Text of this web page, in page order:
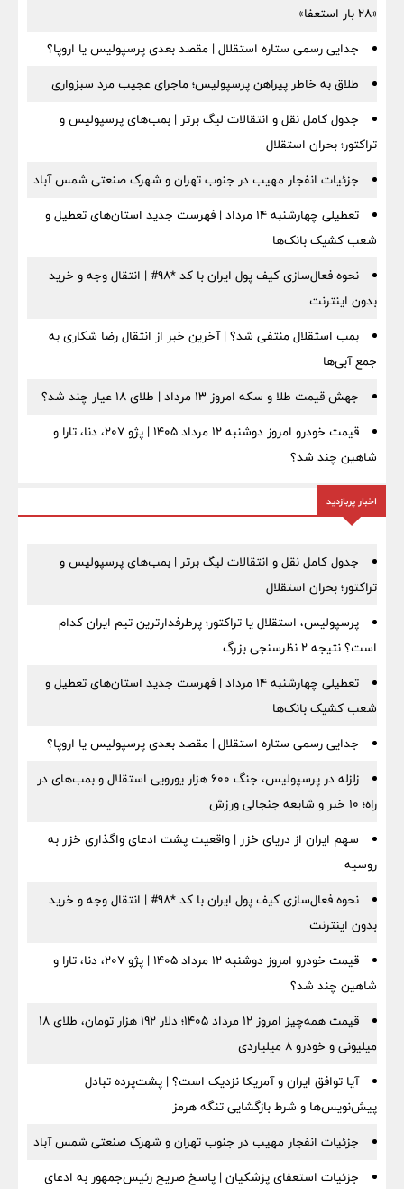
«۲۸ بار استعفا»
جدایی رسمی ستاره استقلال | مقصد بعدی پرسپولیس یا اروپا؟
طلاق به خاطر پیراهن پرسپولیس؛ ماجرای عجیب مرد سبزواری
جدول کامل نقل و انتقالات لیگ برتر | بمب‌های پرسپولیس و
تراکتور؛ بحران استقلال
جزئیات انفجار مهیب در جنوب تهران و شهرک صنعتی شمس آباد
تعطیلی چهارشنبه ۱۴ مرداد | فهرست جدید استان‌های تعطیل و
شعب کشیک بانک‌ها
نحوه فعال‌سازی کیف پول ایران با کد *98# | انتقال وجه و خرید
بدون اینترنت
بمب استقلال منتفی شد؟ | آخرین خبر از انتقال رضا شکاری به
جمع آبی‌ها
جهش قیمت طلا و سکه امروز ۱۳ مرداد | طلای ۱۸ عیار چند شد؟
قیمت خودرو امروز دوشنبه ۱۲ مرداد ۱۴۰۵ | پژو ۲۰۷، دنا، تارا و
شاهین چند شد؟
اخبار پربازدید
جدول کامل نقل و انتقالات لیگ برتر | بمب‌های پرسپولیس و
تراکتور؛ بحران استقلال
پرسپولیس، استقلال یا تراکتور؛ پرطرفدارترین تیم ایران کدام
است؟ نتیجه ۲ نظرسنجی بزرگ
تعطیلی چهارشنبه ۱۴ مرداد | فهرست جدید استان‌های تعطیل و
شعب کشیک بانک‌ها
جدایی رسمی ستاره استقلال | مقصد بعدی پرسپولیس یا اروپا؟
زلزله در پرسپولیس، جنگ ۶۰۰ هزار یورویی استقلال و بمب‌های در
راه؛ ۱۰ خبر و شایعه جنجالی ورزش
سهم ایران از دریای خزر | واقعیت پشت ادعای واگذاری خزر به
روسیه
نحوه فعال‌سازی کیف پول ایران با کد *98# | انتقال وجه و خرید
بدون اینترنت
قیمت خودرو امروز دوشنبه ۱۲ مرداد ۱۴۰۵ | پژو ۲۰۷، دنا، تارا و
شاهین چند شد؟
قیمت همه‌چیز امروز ۱۲ مرداد ۱۴۰۵؛ دلار ۱۹۲ هزار تومان، طلای ۱۸
میلیونی و خودرو ۸ میلیاردی
آیا توافق ایران و آمریکا نزدیک است؟ | پشت‌پرده تبادل
پیش‌نویس‌ها و شرط بازگشایی تنگه هرمز
جزئیات انفجار مهیب در جنوب تهران و شهرک صنعتی شمس آباد
جزئیات استعفای پزشکیان | پاسخ صریح رئیس‌جمهور به ادعای